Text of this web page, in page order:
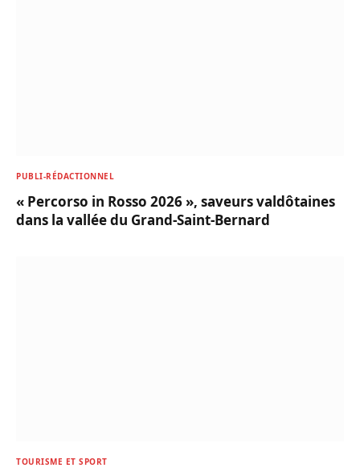
PUBLI-RÉDACTIONNEL
« Percorso in Rosso 2026 », saveurs valdôtaines
dans la vallée du Grand-Saint-Bernard
TOURISME ET SPORT